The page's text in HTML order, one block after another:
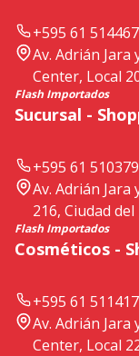
+595 61 514467
Av. Adrián
Center, Local
Flash Importados
Sucursal -
+595 61 510379
Av. Adrián
216, Ciudad
Flash Importados
Cosméticos -
+595 61 511417
Av. Adrián
Center, Local